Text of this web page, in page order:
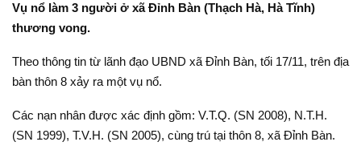
Vụ nổ làm 3 người ở xã Đỉnh Bàn (Thạch Hà, Hà Tĩnh)
thương vong.
Theo thông tin từ lãnh đạo UBND xã Đỉnh Bàn, tối 17/11, trên địa
bàn thôn 8 xảy ra một vụ nổ.
Các nạn nhân được xác định gồm: V.T.Q. (SN 2008), N.T.H.
(SN 1999), T.V.H. (SN 2005), cùng trú tại thôn 8, xã Đỉnh Bàn.